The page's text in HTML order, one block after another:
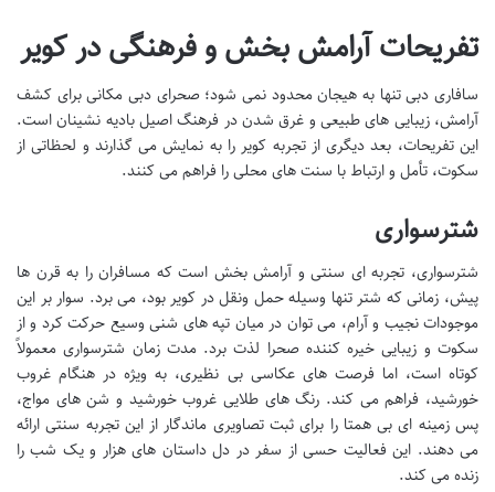
تفریحات آرامش بخش و فرهنگی در کویر
سافاری دبی تنها به هیجان محدود نمی شود؛ صحرای دبی مکانی برای کشف
آرامش، زیبایی های طبیعی و غرق شدن در فرهنگ اصیل بادیه نشینان است.
این تفریحات، بعد دیگری از تجربه کویر را به نمایش می گذارند و لحظاتی از
سکوت، تأمل و ارتباط با سنت های محلی را فراهم می کنند.
شترسواری
شترسواری، تجربه ای سنتی و آرامش بخش است که مسافران را به قرن ها
پیش، زمانی که شتر تنها وسیله حمل ونقل در کویر بود، می برد. سوار بر این
موجودات نجیب و آرام، می توان در میان تپه های شنی وسیع حرکت کرد و از
سکوت و زیبایی خیره کننده صحرا لذت برد. مدت زمان شترسواری معمولاً
کوتاه است، اما فرصت های عکاسی بی نظیری، به ویژه در هنگام غروب
خورشید، فراهم می کند. رنگ های طلایی غروب خورشید و شن های مواج،
پس زمینه ای بی همتا را برای ثبت تصاویری ماندگار از این تجربه سنتی ارائه
می دهند. این فعالیت حسی از سفر در دل داستان های هزار و یک شب را
زنده می کند.